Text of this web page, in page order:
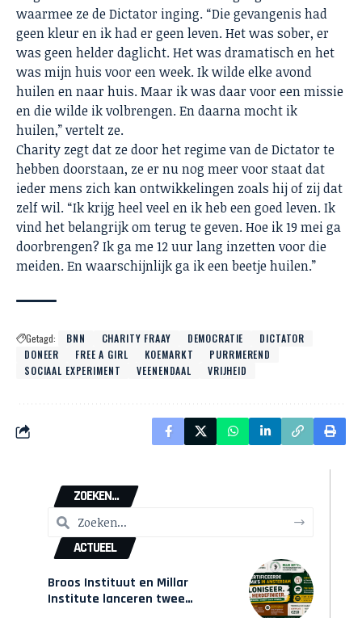
waarmee ze de Dictator inging. “Die gevangenis had
geen kleur en ik had er geen leven. Het was sober, er
was geen helder daglicht. Het was dramatisch en het
was mijn huis voor een week. Ik wilde elke avond
huilen en naar huis. Maar ik was daar voor een missie
en die wilde ik volbrengen. En daarna mocht ik
huilen,” vertelt ze.
Charity zegt dat ze door het regime van de Dictator te
hebben doorstaan, ze er nu nog meer voor staat dat
ieder mens zich kan ontwikkelingen zoals hij of zij dat
zelf wil. “Ik krijg heel veel en ik heb een goed leven. Ik
vind het belangrijk om terug te geven. Hoe ik 19 mei ga
doorbrengen? Ik ga me 12 uur lang inzetten voor die
meiden. En waarschijnlijk ga ik een beetje huilen.”
Getagd: BNN CHARITY FRAAY DEMOCRATIE
DICTATOR
DONEER
FREE A GIRL KOEMARKT
PURRMEREND
SOCIAAL EXPERIMENT
VEENENDAAL VRIJHEID
ZOEKEN...
ACTUEEL
Broos Instituut en Millar
Institute lanceren twee